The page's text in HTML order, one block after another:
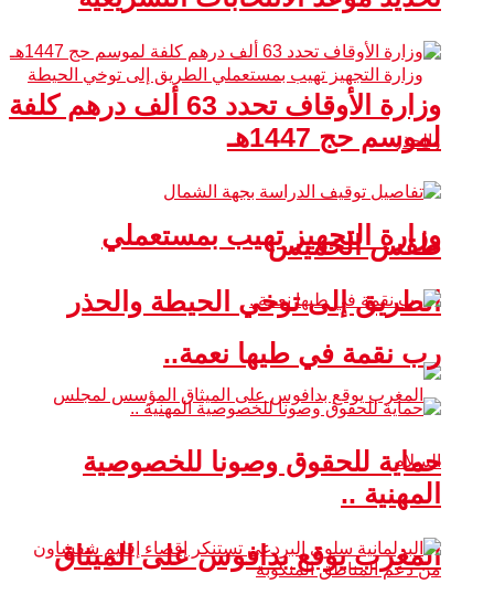
وزارة التجهيز تهيب بمستعملي
الطريق إلى توخي الحيطة والحذر
المغرب يوقع بدافوس على الميثاق
وزارة الأوقاف تحدد 63 ألف درهم كلفة
لموسم حج 1447هـ
طقس الخميس
رب نقمة في طيها نعمة..
حماية للحقوق وصونا للخصوصية
المهنية ..